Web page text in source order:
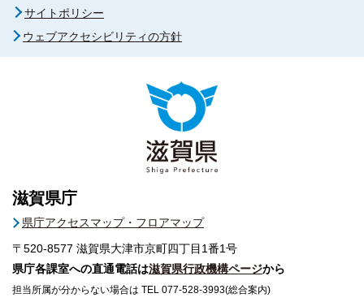
サイトポリシー
ウェブアクセシビリティの方針
滋賀県庁
県庁アクセスマップ・フロアマップ
〒520-8577 滋賀県大津市京町四丁目1番1号
県庁各課室への直通電話は滋賀県行政機構ページから
担当所属が分からない場合は TEL 077-528-3993(総合案内)